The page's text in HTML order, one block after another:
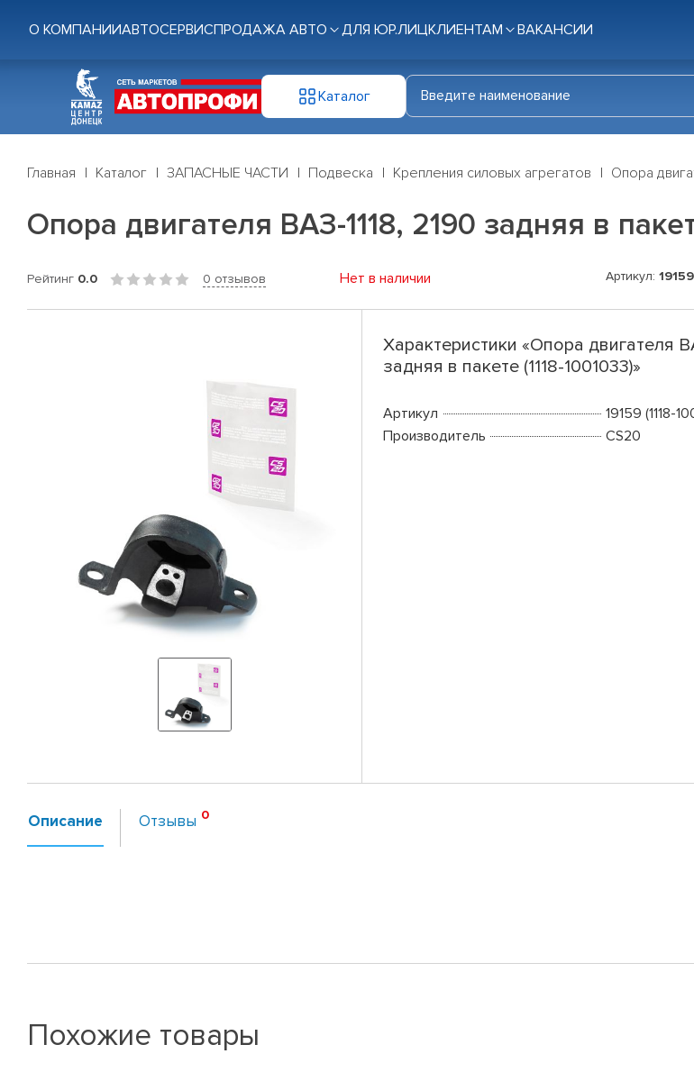
О КОМПАНИИАВТОСЕРВИСПРОДАЖА АВТО ДЛЯ ЮР.ЛИЦКЛИЕНТАМ ВАКАНСИИ
Каталог
Главная Каталог ЗАПАСНЫЕ ЧАСТИ Подвеска Крепления силовых агрегатов Опора
Опора двигателя ВАЗ-1118, 2190 задняя в
Рейтинг 0.0 0 отзывов Нет в наличии Артикул:
Характеристики «Опора двигателя
задняя в пакете (1118-1001033)»
Артикул
19159 (1118-
Производитель
CS20
Описание Отзывы
Похожие товары